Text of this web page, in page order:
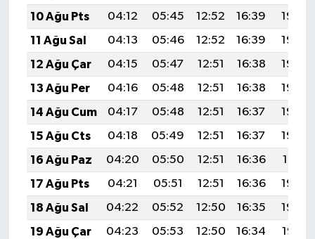
10 Ağu Pts
04:12 05:45 12:52 16:39
19:49
11 Ağu Sal
04:13 05:46 12:52 16:39
19:48
12 Ağu Çar
04:15 05:47 12:51 16:38
19:46
13 Ağu Per
04:16 05:48 12:51 16:38
19:45
14 Ağu Cum
04:17 05:48 12:51 16:37
19:44
15 Ağu Cts
04:18 05:49 12:51 16:37
19:43
16 Ağu Paz
04:20 05:50 12:51 16:36
19:41
17 Ağu Pts
04:21 05:51 12:51 16:36
19:40
18 Ağu Sal
04:22 05:52 12:50 16:35
19:39
19 Ağu Çar
04:23 05:53 12:50 16:34
19:37